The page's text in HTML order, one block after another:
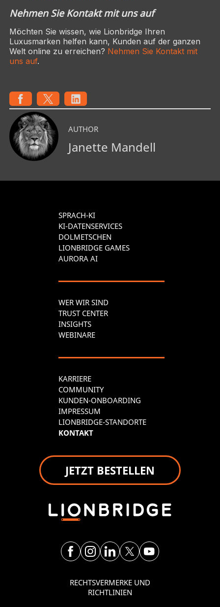
Nehmen Sie Kontakt mit uns auf
Möchten Sie wissen, wie Lionbridge Ihren
Luxusmarken helfen kann, Kunden auf der ganzen
Welt online zu erreichen? Nehmen Sie Kontakt mit
uns auf.
AUTHOR
Janette Mandell
SPRACH-KI
KI-DATENSERVICES
DOLMETSCHEN
LIONBRIDGE GAMES
AURORA AI
WER WIR SIND
TRUST CENTER
INSIGHTS
WEBINARE
KARRIERE
COMMUNITY
KUNDEN-ONBOARDING
IMPRESSUM
LIONBRIDGE-STANDORTE
KONTAKT
JETZT BESTELLEN
RECHTSVERMERKE UND
RICHTLINIEN